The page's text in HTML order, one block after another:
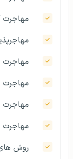
مهاجرت
مهاجرت
مهاجرت
مهاجرت
مهاجرت
روش‌